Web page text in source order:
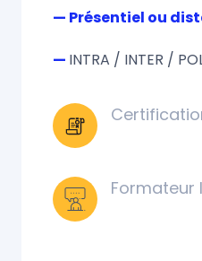
— Présentiel ou
— INTRA / INTER /
Formateur